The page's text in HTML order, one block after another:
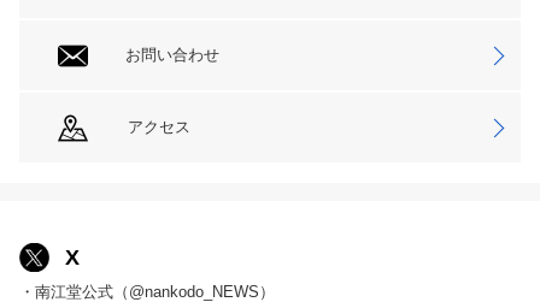
お問い合わせ
アクセス
X
・南江堂公式（@nankodo_NEWS）